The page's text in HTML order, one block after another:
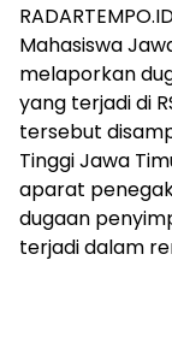
Mahasiswa
melaporkan
yang terjadi di
tersebut
Tinggi Jawa
aparat
dugaan
terjadi dalam